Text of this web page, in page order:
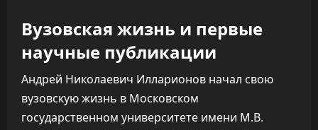
Вузовская жизнь и первые
научные публикации
Андрей Николаевич Илларионов начал свою
вузовскую жизнь в Московском
государственном университете имени М.В.